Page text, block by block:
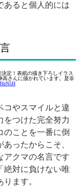
あると個人的には
定！表紙の描き下ろしイラス
高さんに描かれています。是非
コやスマイルと違
をつけた完全努力
のことを一番に倒
ったからこそ、
アクマの名言です
絶対に負けない唯
ます。